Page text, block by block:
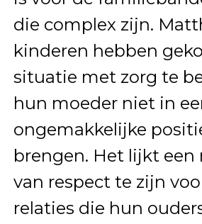
die complex zijn.
kinderen hebben
situatie met zorg te
hun moeder niet in
ongemakkelijke
brengen. Het lijkt
van respect te zijn
relaties die hun